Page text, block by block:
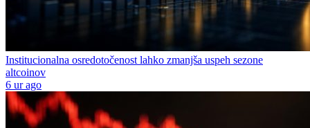
Institucionalna osredotočenost lahko zmanjša uspeh sezone
altcoinov
6 ur ago